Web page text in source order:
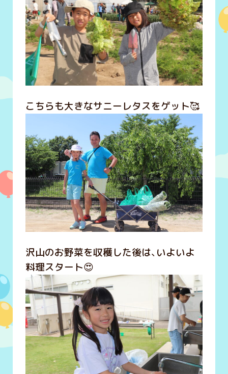
こちらも大きなサニーレタスをゲット🥰
沢山のお野菜を収穫した後は、いよいよ
料理スタート😍